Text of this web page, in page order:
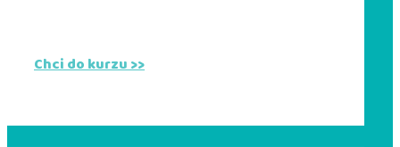
Chci do kurzu >>